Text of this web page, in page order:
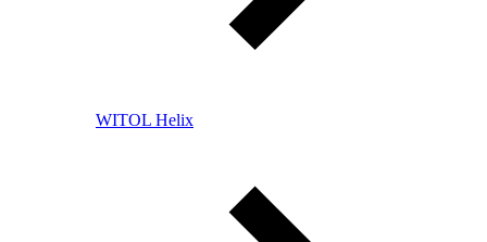
WITOL Helix